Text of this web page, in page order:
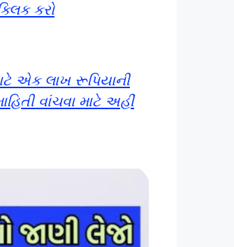
કરો
એક લાખ રૂપિયાની
વાંચવા માટે અહીં